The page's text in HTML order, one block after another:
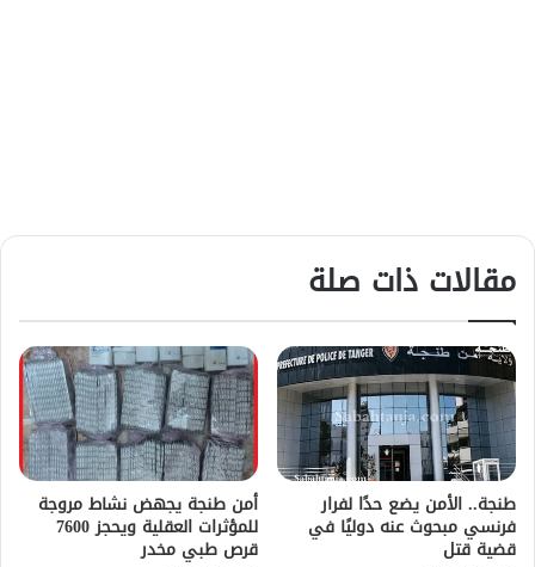
مقالات ذات صلة
طنجة.. الأمن يضع حدًا لفرار
فرنسي مبحوث عنه دوليًا في
قضية قتل
أمن طنجة يجهض نشاط مروجة
للمؤثرات العقلية ويحجز 7600
قرص طبي مخدر